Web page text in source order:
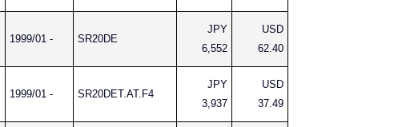
1999/01 - SR20DE
JPY
6,552
USD
62.40
1999/01 - SR20DET.AT.F4
JPY
3,937
USD
37.49